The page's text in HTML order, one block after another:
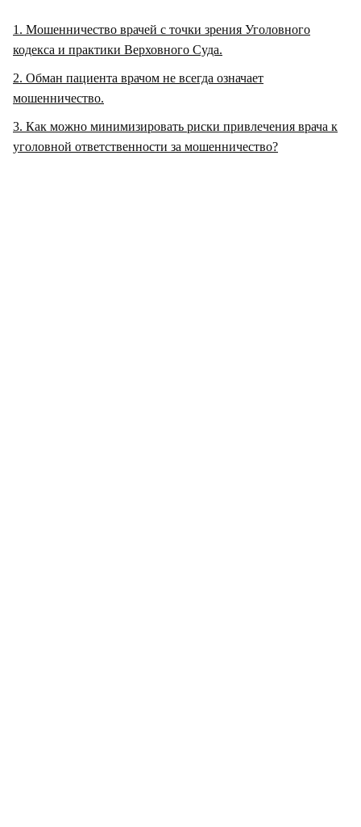
1
Мошенничество врачей с точки зрения Уголовного
кодекса и практики Верховного Суда.
2 Обман пациента врачом не всегда означает
мошенничество.
3 Как можно минимизировать риски привлечения врача к
уголовной ответственности за мошенничество?